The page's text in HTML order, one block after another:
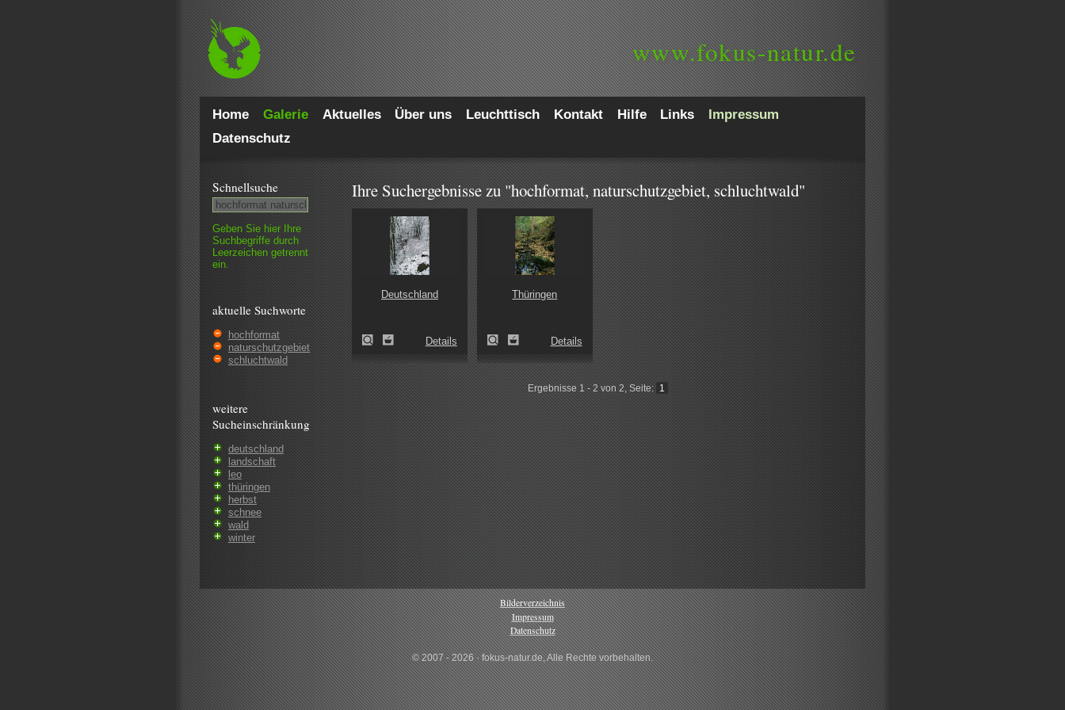
www.fokus-natur.de
Home Galerie Aktuelles Über uns Leuchttisch Kontakt Hilfe Links
Impressum
Datenschutz
Schnell­suche
Geben Sie hier Ihre
Such­begriffe durch
Leer­zeichen getrennt
ein.
aktuelle Suchworte
hochformat
naturschutzgebiet
schluchtwald
weitere
Sucheinschränkung
deutschland
landschaft
leo
thüringen
herbst
schnee
wald
winter
Ihre Suchergebnisse zu "hochformat, naturschutzgebiet, schluchtwald"
Deutschland
Details
Thüringen
Details
Ergebnisse 1 - 2 von 2, Seite: 1
Bilderverzeichnis
Impressum
Datenschutz
© 2007 - 2026 · fokus-natur.de, Alle Rechte vorbehalten.